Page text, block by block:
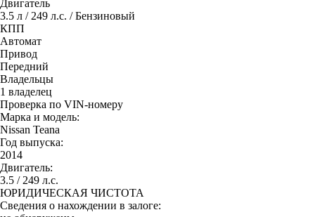
Двигатель
3.5 л / 249 л.с. / Бензиновый
КПП
Автомат
Привод
Передний
Владельцы
1 владелец
Проверка по VIN-номеру
Марка и модель:
Nissan Teana
Год выпуска:
2014
Двигатель:
3.5 / 249 л.с.
ЮРИДИЧЕСКАЯ ЧИСТОТА
Сведения о нахождении в залоге: